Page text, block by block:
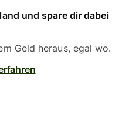
und spare dir dabei
Geld heraus, egal wo.